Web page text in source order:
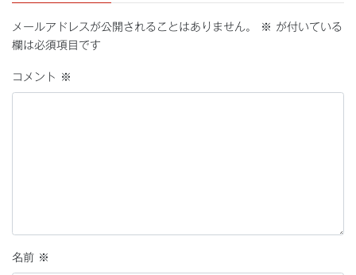
メールアドレスが公開されることはありません。 ※ が付いている
欄は必須項目です
コメント ※
名前 ※